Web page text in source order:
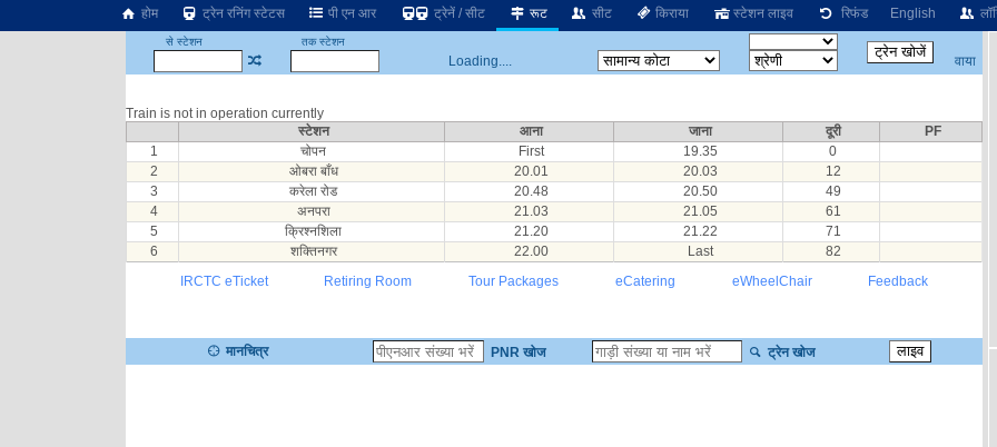
होम ट्रेन रनिंग स्टेटस पी एन आर ट्रेनें / सीट रूट सीट किराया स्टेशन लाइव रिफंड English
से स्टेशन तक स्टेशन
Loading.... वाया
Train is not in operation currently
स्टेशन
आना जाना दूरी
PF
1
चोपन First 19.35
0
2
ओबरा बाँध 20.01 20.03
12
3
करेला रोड 20.48 20.50
49
4
अनपरा 21.03 21.05
61
5
क्रिश्नशिला 21.20 21.22
71
6
शक्तिनगर 22.00 Last
82
IRCTC eTicket
Retiring Room Tour Packages eCatering eWheelChair Feedback
मानचित्र PNR खोज ट्रेन खोज